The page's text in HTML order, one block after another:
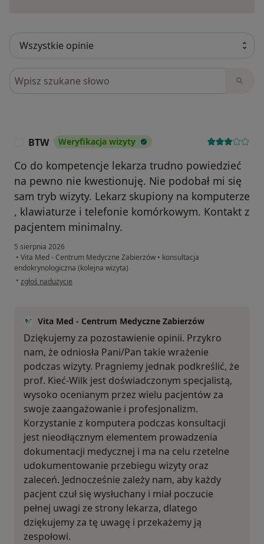
Szukaj w opiniach
BTW Weryfikacja wizyty
Co do kompetencje lekarza trudno powiedzieć
na pewno nie kwestionuję. Nie podobał mi się
sam tryb wizyty. Lekarz skupiony na komputerze
, klawiaturze i telefonie komórkowym. Kontakt z
pacjentem minimalny.
5 sierpnia 2026
• Vita Med - Centrum Medyczne Zabierzów • konsultacja
endokrynologiczna (kolejna wizyta)
• w opinii użytkownika BTW
zgłoś nadużycie
Vita Med - Centrum Medyczne Zabierzów
Dziękujemy za pozostawienie opinii. Przykro
nam, że odniosła Pani/Pan takie wrażenie
podczas wizyty. Pragniemy jednak podkreślić, że
prof. Kieć-Wilk jest doświadczonym specjalistą,
wysoko ocenianym przez wielu pacjentów za
swoje zaangażowanie i profesjonalizm.
Korzystanie z komputera podczas konsultacji
jest nieodłącznym elementem prowadzenia
dokumentacji medycznej i ma na celu rzetelne
udokumentowanie przebiegu wizyty oraz
zaleceń. Jednocześnie zależy nam, aby każdy
pacjent czuł się wysłuchany i miał poczucie
pełnej uwagi ze strony lekarza, dlatego
dziękujemy za tę uwagę i przekażemy ją
zespołowi.